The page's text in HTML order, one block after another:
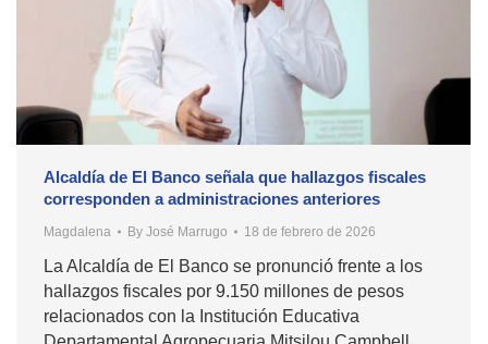
Alcaldía de El Banco señala que hallazgos fiscales
corresponden a administraciones anteriores
Magdalena By José Marrugo 18 de febrero de 2026
La Alcaldía de El Banco se pronunció frente a los
hallazgos fiscales por 9.150 millones de pesos
relacionados con la Institución Educativa